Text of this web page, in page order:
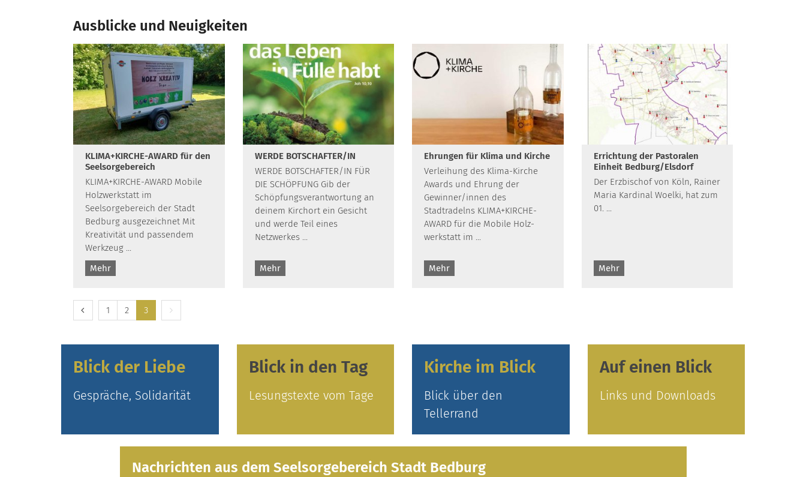
Ausblicke und Neuigkeiten
KLIMA+KIRCHE-AWARD für den
Seelsorgebereich
KLIMA+KIRCHE-AWARD Mobile
Holzwerkstatt im
Seelsorgebereich der Stadt
Bedburg ausgezeichnet Mit
Kreativität und passendem
Werkzeug ...
Mehr
WERDE BOTSCHAFTER/IN
WERDE BOTSCHAFTER/IN FÜR
DIE SCHÖPFUNG Gib der
Schöpfungsverantwortung an
deinem Kirchort ein Gesicht
und werde Teil eines
Netzwerkes ...
Mehr
Ehrungen für Klima und Kirche
Verleihung des Klima-Kirche
Awards und Ehrung der
Gewinner/innen des
Stadtradelns KLIMA+KIRCHE-
AWARD für die Mobile Holz­
werk­statt im ...
Mehr
Errichtung der Pastoralen
Einheit Bedburg/Elsdorf
Der Erzbischof von Köln, Rainer
Maria Kardinal Woelki, hat zum
01. ...
Mehr
Vorherige Seite
1 2 3 Nächste Seite
Blick der Liebe
Gespräche, Solidarität
Blick in den Tag
Lesungstexte vom Tage
Kirche im Blick
Blick über den
Tellerrand
Auf einen Blick
Links und Downloads
Nachrichten aus dem Seelsorgebereich Stadt Bedburg